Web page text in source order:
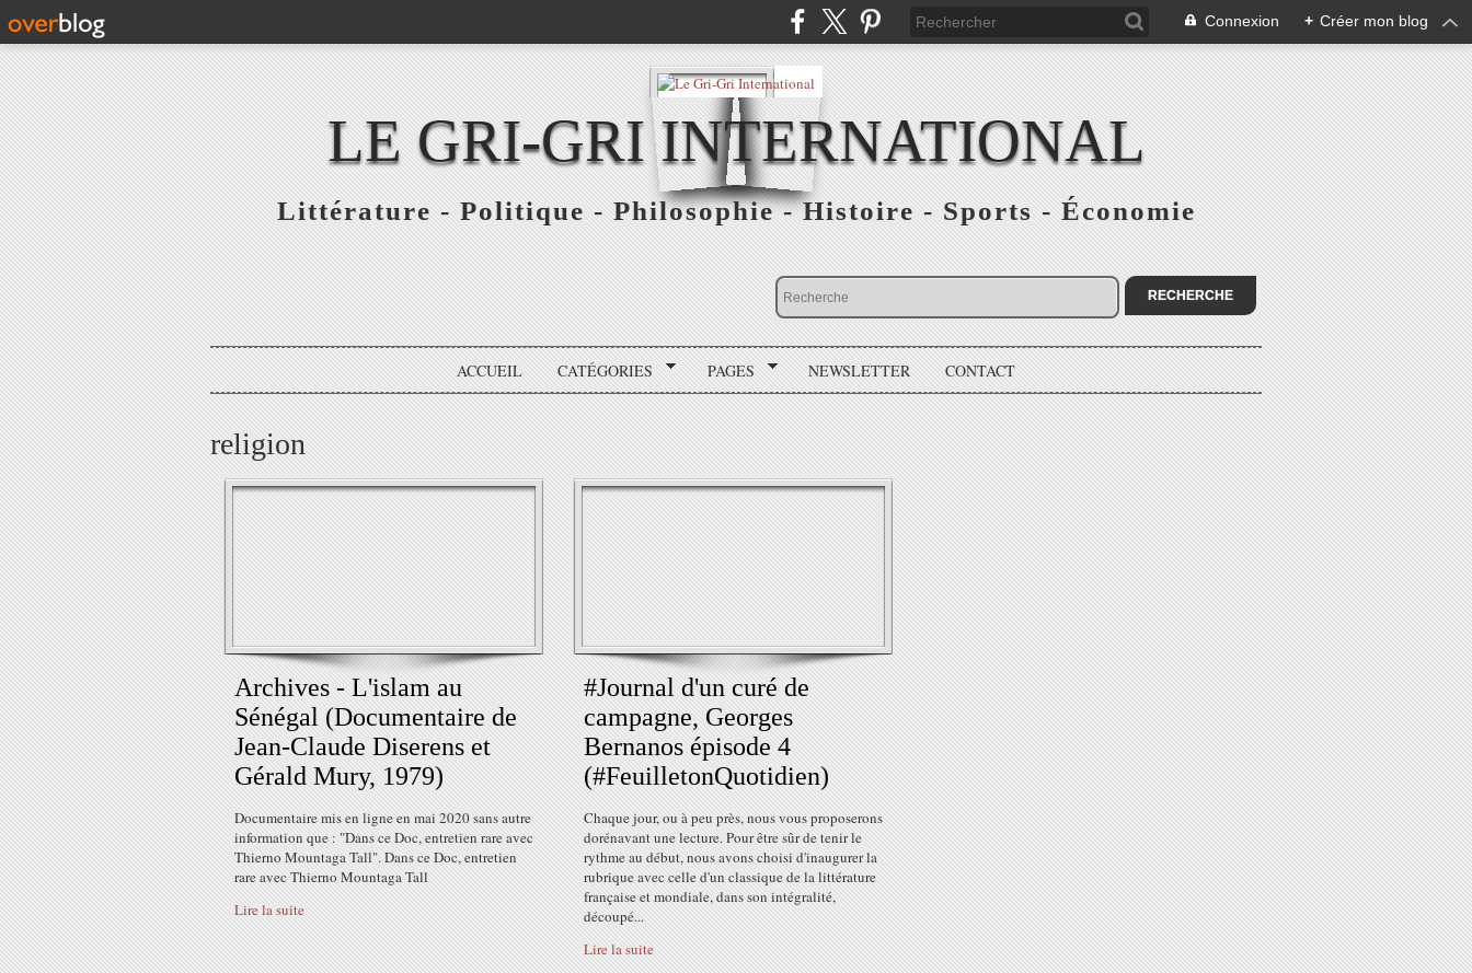
Connexion + Créer mon blog
LE GRI-GRI INTERNATIONAL
Littérature - Politique - Philosophie - Histoire - Sports - Économie
ACCUEIL CATÉGORIES PAGES NEWSLETTER CONTACT
religion
Archives - L'islam au
Sénégal (Documentaire de
Jean-Claude Diserens et
Gérald Mury, 1979)
Documentaire mis en ligne en mai 2020 sans autre
information que : "Dans ce Doc, entretien rare avec
Thierno Mountaga Tall". Dans ce Doc, entretien
rare avec Thierno Mountaga Tall
Lire la suite
#Journal d'un curé de
campagne, Georges
Bernanos épisode 4
(#FeuilletonQuotidien)
Chaque jour, ou à peu près, nous vous proposerons
dorénavant une lecture. Pour être sûr de tenir le
rythme au début, nous avons choisi d'inaugurer la
rubrique avec celle d'un classique de la littérature
française et mondiale, dans son intégralité,
découpé...
Lire la suite